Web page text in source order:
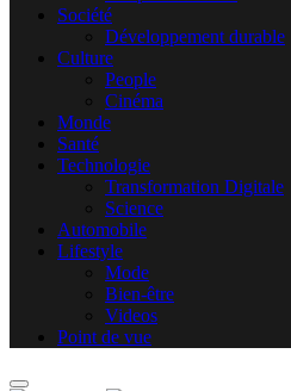
Société
Développement durable
Culture
People
Cinéma
Monde
Santé
Technologie
Transformation Digitale
Science
Automobile
Lifestyle
Mode
Bien-être
Videos
Point de vue